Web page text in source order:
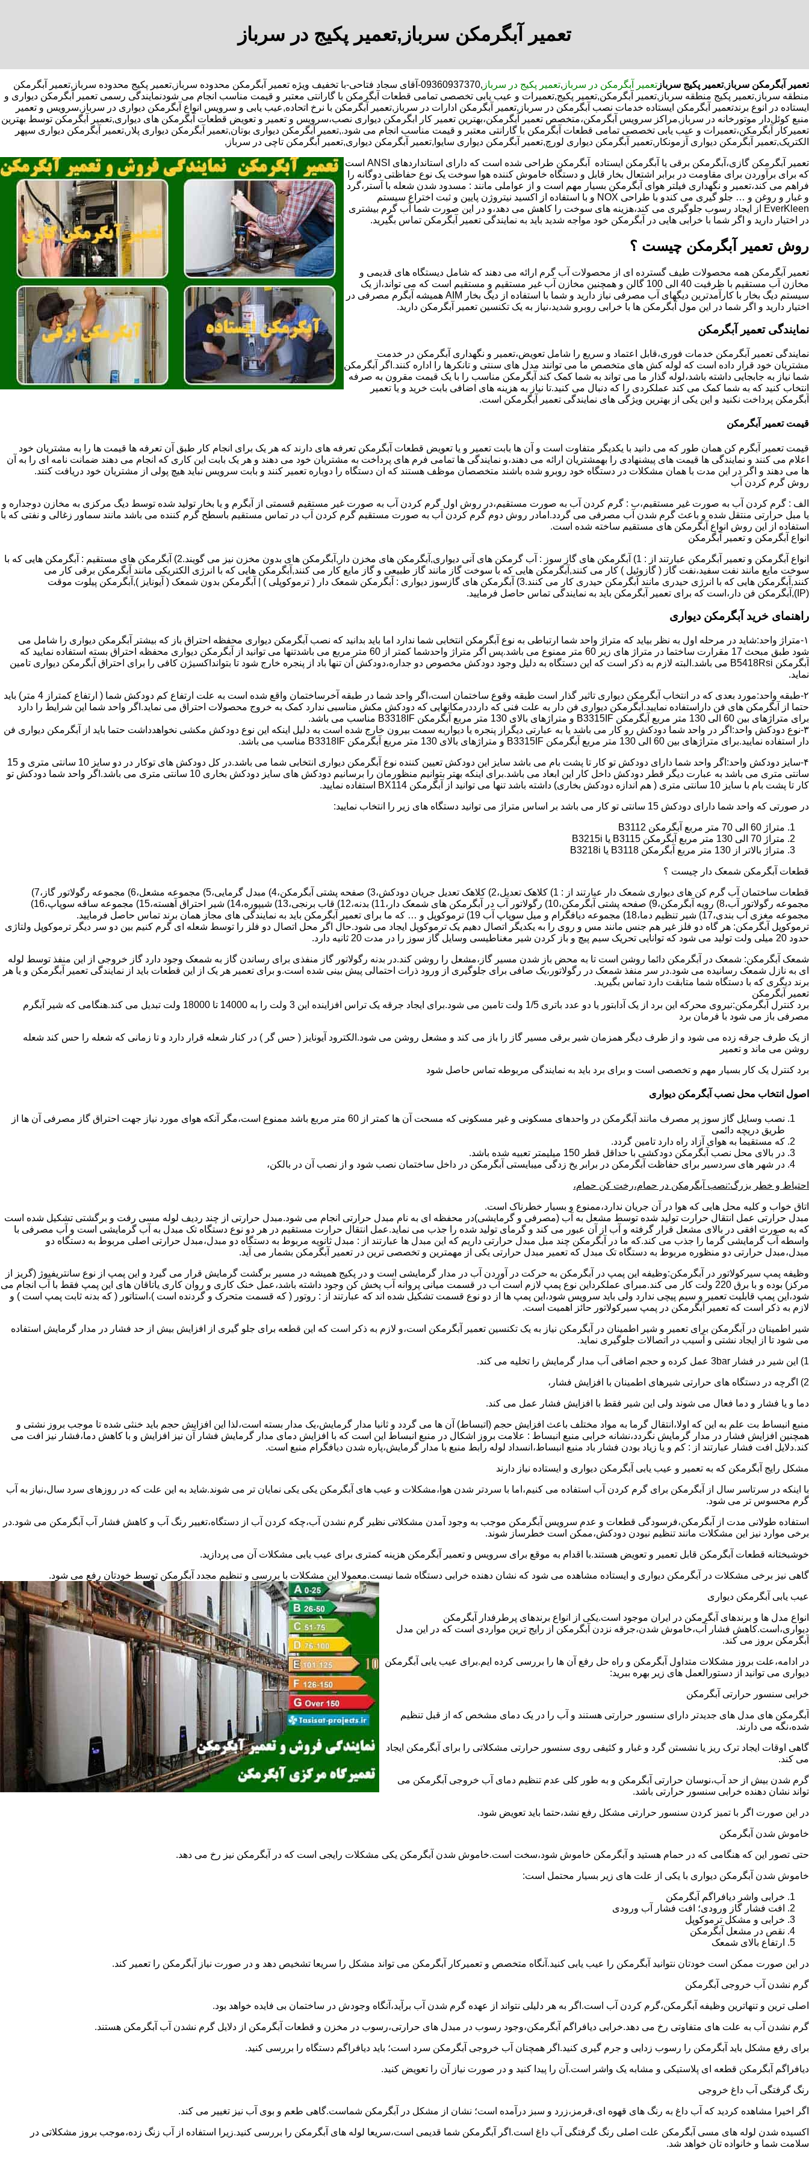
تعمیر آبگرمکن سرباز,تعمیر پکیج در سرباز
تعمیر آبگرمکن سرباز ,تعمیر پکیج سرباز تعمیر آبگرمکن در سرباز ,تعمیر پکیج در سرباز
,09360937370-آقای سجاد فتاحی-با تخفیف ویژه تعمیر آبگرمکن محدوده سرباز,تعمیر پکیج محدوده سرباز,تعمیر آبگرمکن
منطقه سرباز,تعمیر پکیج منطقه سرباز,تعمیر آبگرمکن,تعمیر پکیج,تعمیرات و عیب یابی تخصصی تمامی قطعات آبگرمکن با گارانتی معتبر و قیمت مناسب انجام می شودنمایندگی رسمی تعمیر آبگرمکن دیواری و
ایستاده در انوع برندتعمیر آبگرمکن ایستاده خدمات نصب آبگرمکن در سرباز,تعمیر آبگرمکن ادارات در سرباز,تعمیر آبگرمکن با نرخ اتحاده,عیب یابی و سرویس انواع آبگرمکن دیواری در سرباز,سرویس و تعمیر
منبع کوئل‌دار موتورخانه در سرباز,مراکز سرویس آبگرمکن،متخصص تعمیر آبگرمکن،بهترین تعمیر کار ابگرمکن دیواری نصب،سرویس و تعمیر و تعویض قطعات آبگرمکن های دیواری,تعمیر آبگرمکن توسط بهترین
تعمیرکار آبگرمکن،تعمیرات و عیب یابی تخصصی تمامی قطعات آبگرمکن با گارانتی معتبر و قیمت مناسب انجام می شود.,تعمیر آبگرمکن دیواری بوتان,تعمیر آبگرمکن دیواری پلار,تعمیر آبگرمکن دیواری سپهر
الکتریک,تعمیر آبگرمکن دیواری آزمونکار,تعمیر آبگرمکن دیواری لورچ,تعمیر آبگرمکن دیواری سایوا,تعمیر آبگرمکن دیواری,تعمیر آبگرمکن تاچی در سرباز,
تعمیر آبگرمکن گازی،آبگرمکن برقی یا آبگرمکن ایستاده ​ آبگرمکن طراحی شده است که دارای استانداردهای ANSI است
که برای برآوردن برای مقاومت در برابر اشتعال بخار قابل و دستگاه خاموش کننده هوا سوخت یک نوع حفاظتی دوگانه را
فراهم می کند،تعمیر و نگهداری فیلتر هوای آبگرمکن بسیار مهم است و از عواملی مانند : مسدود شدن شعله با آستر،گرد
و غبار و روغن و … جلو گیری می کندو با طراحی NOX و با استفاده از اکسید نیتروژن پایین و ثبت اختراع سیستم
EverKleen از ایجاد رسوب جلوگیری می کند،هزینه های سوخت را کاهش می دهد،و در این صورت شما آب گرم بیشتری
در اختیار دارید و اگر شما با خرابی هایی در آبگرمکن خود مواجه شدید باید به نمایندگی تعمیر آبگرمکن تماس بگیرید.
روش تعمیر آبگرمکن چیست ؟
تعمیر آبگرمکن همه محصولات طیف گسترده ای از محصولات آب گرم ارائه می دهند که شامل دیستگاه های قدیمی و
مخازن آب مستقیم با ظرفیت 40 الی 100 گالن و همچنین مخازن آب غیر مستقیم و مستقیم است که می تواند،از یک
سیستم دیگ بخار با کارآمدترین دیگهای آب مصرفی نیاز دارید و شما با استفاده از دیگ بخار AIM همیشه آبگرم مصرفی در
اختیار دارید و اگر شما در این مول آبگرمکن ها با خرابی روبرو شدید،نیاز به یک تکنسین تعمیر آبگرمکن دارید.
نمایندگی تعمیر آبگرمکن
نمایندگی تعمیر آبگرمکن خدمات فوری،قابل اعتماد و سریع را شامل تعویض،تعمیر و نگهداری آبگرمکن در خدمت
مشتریان خود قرار داده است که لوله کش های متخصص ما می توانند مدل های سنتی و تانکرها را اداره کنند.اگر آبگرمکن
شما نیاز به جابجایی داشته باشد،لوله گذار ما می تواند به شما کمک کند آبگرمکن مناسب را با یک قیمت مقرون به صرفه
انتخاب کنید که به شما کمک می کند عملکردی را که دنبال می کنید.تا نیاز به هزینه های اضافی بابت خرید و یا تعمیر
آبگرمکن پرداخت نکنید و این یکی از بهترین ویژگی های نمایندگی تعمیر آبگرمکن است.
قیمت تعمیر آبگرمکن
قیمت تعمیر آبگرم کن همان طور که می دانید با یکدیگر متفاوت است و آن ها بابت تعمیر و یا تعویض قطعات آبگرمکن تعرفه های دارند که هر یک برای انجام کار طبق آن تعرفه ها قیمت ها را به مشتریان خود
اعلام می کنند و نمایندگی ها قیمت های پیشنهادی را بهمشتریان ارائه می دهند،و نمایندگی ها تمامی فرم های پرداخت به مشتریان خود می دهند و هر یک بابت این کاری که انجام می دهند ضمانت نامه ای را به آن
ها می دهند و اگر در این مدت با همان مشکلات در دستگاه خود روبرو شده باشند متخصصان موظف هستند که ان دستگاه را دوباره تعمیر کنند و بابت سرویس نباید هیچ پولی از مشتریان خود دریافت کنند.
روش گرم کردن آب
الف : گرم کردن آب به صورت غیر مستقیم،ب : گرم کردن آب به صورت مستقیم،در روش اول گرم کردن آب به صورت غیر مستقیم قسمتی از آبگرم و یا بخار تولید شده توسط دیگ مرکزی به مخازن دوجداره و
یا مبل حرارتی منتقل شده و باعث گرم شدن آب مصرفی می گردد.امادر روش دوم گرم کردن آب به صورت مستقیم گرم کردن آب در تماس مستقیم باسطح گرم کننده می باشد مانند سماور زغالی و نفتی که با
استفاده از این روش انواع آبگرمکن های مستقیم ساخته شده است.
انواع آبگرمکن و تعمیر آبگرمکن
انواع آبگرمکن و تعمیر آبگرمکن عبارتند از : 1) آبگرمکن های گاز سوز : آب گرمکن های آنی دیواری,آبگرمکن های مخزن دار,آبگرمکن های بدون مخزن نیز می گویند.2) آبگرمکن های مستقیم : آبگرمکن هایی که با
سوخت مایع مانند نفت سفید،نفت گاز ( گازوئیل ) کار می کنند,آبگرمکن هایی که با سوخت گاز مانند گاز طبیعی و گاز مایع کار می کنند,آبگرمکن هایی که با انرژی الکتریکی مانند آبگرمکن برقی کار می
کنند,آبگرمکن هایی که با انرژی حیدری مانند آبگرمکن حیدری کار می کنند.3) آبگرمکن های گازسوز دیواری : آبگرمکن شمعک دار ( ترموکوپلی ) | آبگرمکن بدون شمعک ( آیونایز ),آبگرمکن پیلوت موقت
(IP),آبگرمکن فن دار،است که برای تعمیر آبگرمکن باید به نمایندگی تماس حاصل فرمایید.
راهنمای خرید آبگرمکن دیواری
۱-متراژ واحد:شاید در مرحله اول به نظر بیاید که متراژ واحد شما ارتباطی به نوع آبگرمکن انتخابی شما ندارد اما باید بدانید که نصب آبگرمکن دیواری محفظه احتراق باز که بیشتر آبگرمکن دیواری را شامل می
شود طبق مبحث 17 مقرارت ساختما در متراژ های زیر 60 متر ممنوع می باشد.پس اگر متراژ واحدشما کمتر از 60 متر مربع می باشدتنها می توانید از آبگرمکن دیواری محفظه احتراق بسته استفاده نمایید که
آبگرمکن B5418Rsi می باشد.البته لازم به ذکر است که این دستگاه به دلیل وجود دودکش مخصوص دو جداره،دودکش آن تنها باد از پنجره خارج شود تا بتوانداکسیژن کافی را برای احتراق آبگرمکن دیواری تامین
نماید.
۲-طبقه واحد:مورد بعدی که در انتخاب آبگرمکن دیواری تاثیر گذار است طبقه وقوع ساختمان است،اگر واحد شما در طبقه آخرساختمان واقع شده است به علت ارتفاع کم دودکش شما ( ارتفاع کمتراز 4 متر) باید
حتما از آبگرمکن های فن داراستفاده نمایید.آبگرمکن دیواری فن دار به علت فنی که دارددرمکانهایی که دودکش مکش مناسبی ندارد کمک به خروج محصولات احتراق می نماید.اگر واحد شما این شرایط را دارد
برای متراژهای بین 60 الی 130 متر مربع آبگرمکن B3315IF و متراژهای بالای 130 متر مربع آبگرمکن B3318IF مناسب می باشد.
۳-نوع دودکش واحد:اگر در واحد شما دودکش رو کار می باشد یا به عبارتی دیگراز پنجره یا دیواربه سمت بیرون خارج شده است به دلیل اینکه این نوع دودکش مکشی نخواهدداشت حتما باید از آبگرمکن دیواری فن
دار استفاده نمایید.برای متراژهای بین 60 الی 130 متر مربع آبگرمکن B3315IF و متراژهای بالای 130 متر مربع آبگرمکن B3318IF مناسب می باشد.
۴-سایز دودکش واحد:اگر واحد شما دارای دودکش تو کار تا پشت بام می باشد سایز این دودکش تعیین کننده نوع آبگرمکن دیواری انتخابی شما می باشد.در کل دودکش های توکار در دو سایز 10 سانتی متری و 15
سانتی متری می باشد به عبارت دیگر قطر دودکش داخل کار این ابعاد می باشد.برای اینکه بهتر بتوانیم منظورمان را برسانیم دودکش های سایز دودکش بخاری 10 سانتی متری می باشد.اگر واحد شما دودکش تو
کار تا پشت بام با سایز 10 سانتی متری ( هم اندازه دودکش بخاری) داشته باشد تنها می توانید از آبگرمکن BX114 استفاده نمایید.
در صورتی که واحد شما دارای دودکش 15 سانتی تو کار می باشد بر اساس متراژ می توانید دستگاه های زیر را انتخاب نمایید:
متراژ 60 الی 70 متر مربع آبگرمکن B3112
متراژ 70 الی 130 متر مربع آبگرمکن B3115 یا B3215i
متراژ بالاتر از 130 متر مربع آبگرمکن B3118 یا B3218i
قطعات آبگرمکن شمعک دار چیست ؟
قطعات ساختمان آب گرم کن های دیواری شمعک دار عبارتند از : 1) کلاهک تعدیل،2) کلاهک تعدیل جریان دودکش،3) صفحه پشتی آبگرمکن،4) مبدل گرمایی،5) مجموعه مشعل،6) مجموعه رگولاتور گاز،7)
مجموعه رگولاتور آب،8) رویه آبگرمکن،9) صفحه پشتی آبگرمکن،10) رگولاتور آب در آبگرمکن های شمعک دار،11) بدنه،12) قاب برنجی،13) شیپوره،14) شیر احتراق آهسته،15) مجموعه ساقه سوپاپ،16)
مجموعه مغزی آب بندی،17) شیر تنظیم دما،18) مجموعه دیافگرام و میل سوپاپ آب 19) ترموکوپل و … که ما برای تعمیر آبگرمکن باید به نمایندگی های مجاز همان برند تماس حاصل فرمایید.
ترموکوپل آبگرمکن: هر گاه دو فلز غیر هم جنس مانند مس و روی را به یکدیگر اتصال دهیم یک ترموکوپل ایجاد می شود.حال اگر محل اتصال دو فلز را توسط شعله ای گرم کنیم بین دو سر دیگر ترموکوپل ولتاژی
حدود 20 میلی ولت تولید می شود که توانایی تحریک سیم پیچ و باز کردن شیر مغناطیسی وسایل گاز سوز را در مدت 20 ثانیه دارد.
شمعک آبگرمکن: شمعک در آبگرمکن دائما روشن است تا به محض باز شدن مسیر گاز،مشعل را روشن کند.در بدنه رگولاتور گاز منفذی برای رساندن گاز به شمعک وجود دارد گاز خروجی از این منفذ توسط لوله
ای به نازل شمعک رسانیده می شود.در سر منفذ شمعک در رگولاتور،یک صافی برای جلوگیری از ورود ذرات احتمالی پیش بینی شده است.و برای تعمیر هر یک از این قطعات باید از نمایندگی تعمیر آبگرمکن و یا هر
برند دیگری که با دستگاه شما متابقت دارد تماس بگیرید.
تعمیر آبگرمکن
برد کنترل آبگرمکن:نیروی محرکه این برد از یک آدابتور یا دو عدد باتری 1/5 ولت تامین می شود.برای ایجاد جرقه یک تراس افزاینده این 3 ولت را به 14000 تا 18000 ولت تبدیل می کند.هنگامی که شیر آبگرم
مصرفی باز می شود با فرمان برد
از یک طرف جرقه زده می شود و از طرف دیگر همزمان شیر برقی مسیر گاز را باز می کند و مشعل روشن می شود.الکترود آیونایز ( حس گر ) در کنار شعله قرار دارد و تا زمانی که شعله را حس کند شعله
روشن می ماند و تعمیر
برد کنترل یک کار بسیار مهم و تخصصی است و برای برد باید به نمایندگی مربوطه تماس حاصل شود
اصول انتخاب محل نصب آبگرمکن دیواری
نصب وسایل گاز سوز پر مصرف مانند آبگرمکن در واحدهای مسکونی و غیر مسکونی که مسحت آن ها کمتر از 60 متر مربع باشد ممنوع است،مگر آنکه هوای مورد نیاز جهت احتراق گاز مصرفی آن ها از
طریق دریچه دائمی
که مستقیما به هوای آزاد راه دارد تامین گردد.
در بالای محل نصب آبگرمکن دودکشی با حداقل قطر 150 میلیمتر تعبیه شده باشد.
در شهر های سردسیر برای حفاظت آبگرمکن در برابر یخ زدگی میبایستی آبگرمکن در داخل ساختمان نصب شود و از نصب آن در بالکن،
احتیاط و خطر بزرگ:نصب آبگرمکن در حمام،رخت کن حمام،
اتاق خواب و کلیه محل هایی که هوا در آن جریان ندارد،ممنوع و بسیار خطرناک است.
مبدل حرارتی عمل انتقال حرارت تولید شده توسط مشعل به آب (مصرفی و گرمایشی)در محفظه ای به نام مبدل حرارتی انجام می شود.مبدل حرارتی از چند ردیف لوله مسی رفت و برگشتی تشکیل شده است
که به صورت افقی در بالای مشعل قرار گرفته و آب از آن عبور می کند و گرمای تولید شده را جذب می نماید.عمل انتقال حرارت مستقیم در هر دو نوع دستگاه تک مبدل به آب گرمایشی است و آب مصرفی با
واسطه آب گرمایشی گرما را جذب می کند.که ما در آبگرمکن چند مبل مبدل حرارتی داریم که این مبدل ها عبارتند از : مبدل ثانویه مربوط به دستگاه دو مبدل،مبدل حرارتی اصلی مربوط به دستگاه دو
مبدل،مبدل حرارتی دو منظوره مربوط به دستگاه تک مبدل که تعمیر مبدل حرارتی یکی از مهمترین و تخصصی ترین در تعمیر آبگرمکن بشمار می آید.
وظیفه پمپ سیرکولاتور در آبگرمکن:وظیفه این پمپ در آبگرمکن به حرکت در آوردن آب در مدار گرمایشی است و در پکیج همیشه در مسیر برگشت گرمایش قرار می گیرد و این پمپ از نوع سانتریفیوژ (گریز از
مرکز) بوده و با برق 220 ولت کار می کند.مبرای عملکرداین نوع پمپ لازم است آب در قسمت میانی پروانه آب پخش کن وجود داشته باشد،عمل خنک کاری و روان کاری یاتاقان های این پمپ فقط با آب انجام می
شود،این پمپ قابلیت تعمیر و سیم پیچی ندارد ولی باید سرویس شود،این پمپ ها از دو نوع قسمت تشکیل شده اند که عبارتند از : روتور ( که قسمت متحرک و گردنده است )،استاتور ( که بدنه ثابت پمپ است ) و
لازم به ذکر است که تعمیر آبگرمکن در پمپ سیرکولاتور حائز اهمیت است.
شیر اطمینان در آبگرمکن برای تعمیر و شیر اطمینان در آبگرمکن نیاز به یک تکنسین تعمیر آبگرمکن است،و لازم به ذکر است که این قطعه برای جلو گیری از افزایش بیش از حد فشار در مدار گرمایش استفاده
می شود تا از ایجاد نشتی و آسیب در اتصالات جلوگیری نماید.
1) این شیر در فشار 3bar عمل کرده و حجم اضافی آب مدار گرمایش را تخلیه می کند.
2) اگرچه در دستگاه های حرارتی شیرهای اطمینان با افزایش فشار،
دما و یا فشار و دما فعال می شوند ولی این شیر فقط با افزایش فشار عمل می کند.
منبع انبساط بت علم به این که اولا،انتقال گرما به مواد مختلف باعث افزایش حجم (اتبساط) آن ها می گردد و ثانیا مدار گرمایش،یک مدار بسته است،لذا این افزایش حجم باید خنثی شده تا موجب بروز نشتی و
همچنین افزایش فشار در مدار گرمایش نگردد،نشانه خرابی منبع انبساط : علامت بروز اشکال در منبع انبساط این است که با افزایش دمای مدار گرمایش فشار آن نیز افزایش و با کاهش دما،فشار نیز افت می
کند.دلایل افت فشار عبارتند از : کم و یا زیاد بودن فشار باد منبع انبساط،انسداد لوله رابط منبع با مدار گرمایش،پاره شدن دیافگرام منبع است.
مشکل رایج آبگرمکن که به تعمیر و عیب یابی آبگرمکن دیواری و ایستاده نیاز دارند
با اینکه در سرتاسر سال از آبگرمکن برای گرم کردن آب استفاده می کنیم،اما با سردتر شدن هوا،مشکلات و عیب های آبگرمکن یکی یکی نمایان تر می شوند.شاید به این علت که در روزهای سرد سال،نیاز به آب
گرم محسوس تر می شود.
استفاده طولانی مدت از آبگرمکن،فرسودگی قطعات و عدم سرویس آبگرمکن موجب به وجود آمدن مشکلاتی نظیر گرم نشدن آب،چکه کردن آب از دستگاه،تغییر رنگ آب و کاهش فشار آب آبگرمکن می شود.در
برخی موارد نیز این مشکلات مانند تنظیم نبودن دودکش،ممکن است خطرساز شوند.
خوشبختانه قطعات آبگرمکن قابل تعمیر و تعویض هستند.با اقدام به موقع برای سرویس و تعمیر آبگرمکن هزینه کمتری برای عیب یابی مشکلات آن می پردازید.
گاهی نیز برخی مشکلات در آبگرمکن دیواری و ایستاده مشاهده می شود که نشان دهنده خرابی دستگاه شما نیست.معمولا این مشکلات با بررسی و تنظیم مجدد آبگرمکن توسط خودتان رفع می شود.
عیب یابی آبگرمکن دیواری
انواع مدل ها و برندهای آبگرمکن در ایران موجود است.یکی از انواع برندهای پرطرفدار آبگرمکن
دیواری،است.کاهش فشار آب،خاموش شدن،جرقه نزدن آبگرمکن از رایج ترین مواردی است که در این مدل
آبگرمکن بروز می کند.
در ادامه،علت بروز مشکلات متداول آبگرمکن و راه حل رفع آن ها را بررسی کرده ایم.برای عیب یابی آبگرمکن
دیواری می توانید از دستورالعمل های زیر بهره ببرید:
خرابی سنسور حرارتی آبگرمکن
آبگرمکن های مدل های جدیدتر دارای سنسور حرارتی هستند و آب را در یک دمای مشخص که از قبل تنظیم
شده،نگه می دارند.
گاهی اوقات ایجاد ترک ریز یا نشستن گرد و غبار و کثیفی روی سنسور حرارتی مشکلاتی را برای آبگرمکن ایجاد
می کند.
گرم شدن بیش از حد آب،نوسان حرارتی آبگرمکن و به طور کلی عدم تنظیم دمای آب خروجی آبگرمکن می
تواند نشان دهنده خرابی سنسور حرارتی باشد.
در این صورت اگر با تمیز کردن سنسور حرارتی مشکل رفع نشد،حتما باید تعویض شود.
خاموش شدن آبگرمکن
حتی تصور این که هنگامی که در حمام هستید و آبگرمکن خاموش شود،سخت است.خاموش شدن آبگرمکن یکی مشکلات رایجی است که در آبگرمکن نیز رخ می دهد.
خاموش شدن آبگرمکن دیواری با یکی از علت های زیر بسیار محتمل است:
خرابی واشر دیافراگم آبگرمکن
افت فشار گاز ورودی؛ افت فشار آب ورودی
خرابی و مشکل ترموکوپل
نقص در مشعل آبگرمکن
ارتفاع بالای شمعک
در این صورت ممکن است خودتان نتوانید آبگرمکن را عیب یابی کنید.آنگاه متخصص و تعمیرکار آبگرمکن می تواند مشکل را سریعا تشخیص دهد و در صورت نیاز آبگرمکن را تعمیر کند.
گرم نشدن آب خروجی آبگرمکن
اصلی ترین و تنهاترین وظیفه آبگرمکن،گرم کردن آب است.اگر به هر دلیلی نتواند از عهده گرم شدن آب برآید،آنگاه وجودش در ساختمان بی فایده خواهد بود.
گرم نشدن آب به علت های متفاوتی رخ می دهد.خرابی دیافراگم آبگرمکن،وجود رسوب در مبدل های حرارتی،رسوب در مخزن و قطعات آبگرمکن از دلایل گرم نشدن آب آبگرمکن هستند.
برای رفع مشکل باید آبگرمکن را رسوب زدایی و جرم گیری کنید.اگر همچنان آب خروجی آبگرمکن سرد است؛ باید دیافراگم دستگاه را بررسی کنید.
دیافراگم آبگرمکن قطعه ای پلاستیکی و مشابه یک واشر است.آن را پیدا کنید و در صورت نیاز آن را تعویض کنید.
رنگ گرفتگی آب داغ خروجی
اگر اخیرا مشاهده کردید که آب داغ به رنگ های قهوه ای،قرمز،زرد و سبز درآمده است؛ نشان از مشکل در آبگرمکن شماست.گاهی طعم و بوی آب نیز تغییر می کند.
اکسیده شدن لوله های مسی آبگرمکن علت اصلی رنگ گرفتگی آب داغ است.اگر آبگرمکن شما قدیمی است،سریعا لوله های آبگرمکن را بررسی کنید.زیرا استفاده از آب زنگ زده،موجب بروز مشکلاتی در
سلامت شما و خانواده تان خواهد شد.